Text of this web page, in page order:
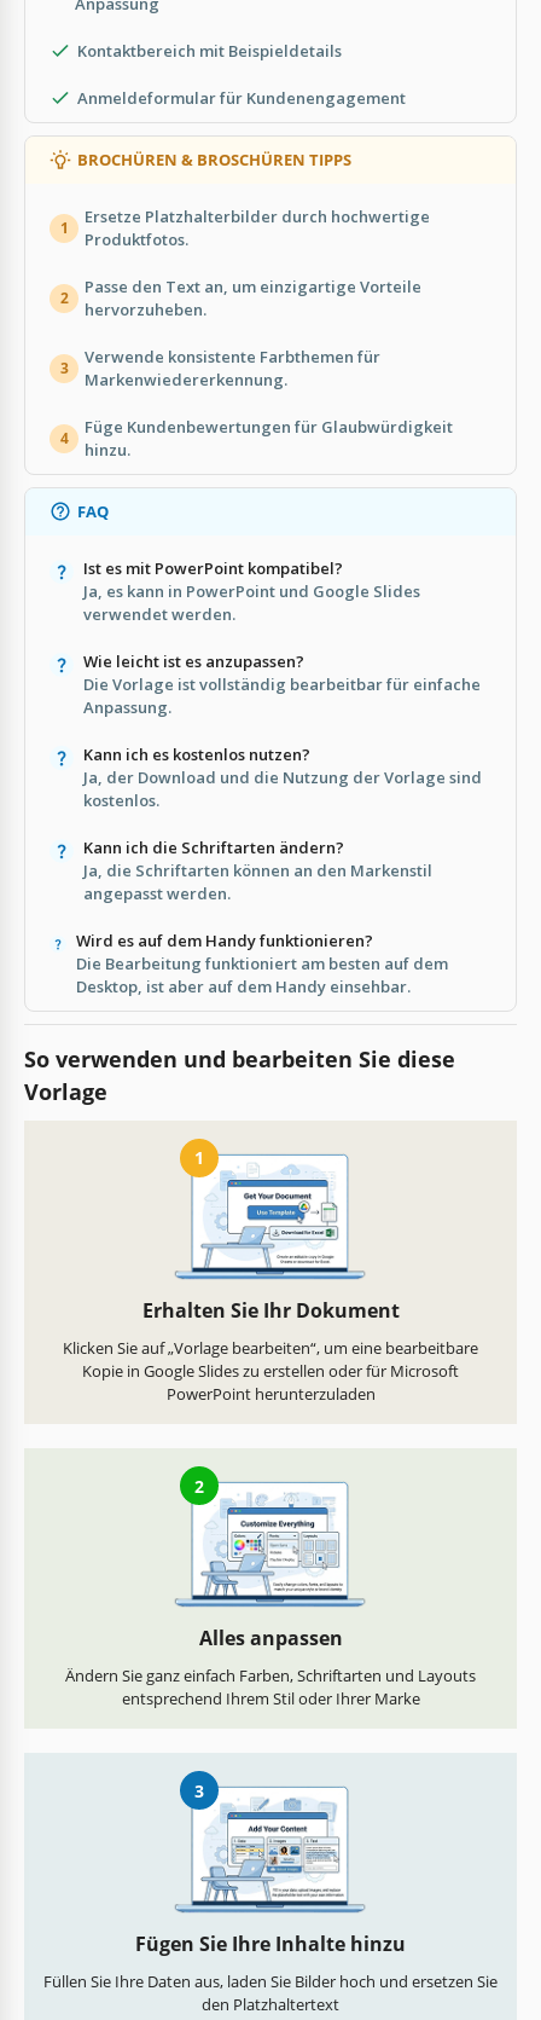
Kontaktbereich mit Beispieldetails
Anmeldeformular für Kundenengagement
BROCHÜREN & BROSCHÜREN TIPPS
1
Ersetze Platzhalterbilder durch hochwertige
Produktfotos.
2
Passe den Text an, um einzigartige Vorteile
hervorzuheben.
3
Verwende konsistente Farbthemen für
Markenwiedererkennung.
4
Füge Kundenbewertungen für Glaubwürdigkeit
hinzu.
FAQ
Ist es mit PowerPoint kompatibel?
Ja, es kann in PowerPoint und Google Slides
verwendet werden.
Wie leicht ist es anzupassen?
Die Vorlage ist vollständig bearbeitbar für einfache
Anpassung.
Kann ich es kostenlos nutzen?
Ja, der Download und die Nutzung der Vorlage sind
kostenlos.
Kann ich die Schriftarten ändern?
Ja, die Schriftarten können an den Markenstil
angepasst werden.
Wird es auf dem Handy funktionieren?
Die Bearbeitung funktioniert am besten auf dem
Desktop, ist aber auf dem Handy einsehbar.
So verwenden und bearbeiten Sie diese
Vorlage
1
Erhalten Sie Ihr Dokument
Klicken Sie auf „Vorlage bearbeiten“, um eine bearbeitbare
Kopie in Google Slides zu erstellen oder für Microsoft
PowerPoint herunterzuladen
2
Alles anpassen
Ändern Sie ganz einfach Farben, Schriftarten und Layouts
entsprechend Ihrem Stil oder Ihrer Marke
3
Fügen Sie Ihre Inhalte hinzu
Füllen Sie Ihre Daten aus, laden Sie Bilder hoch und ersetzen Sie
den Platzhaltertext